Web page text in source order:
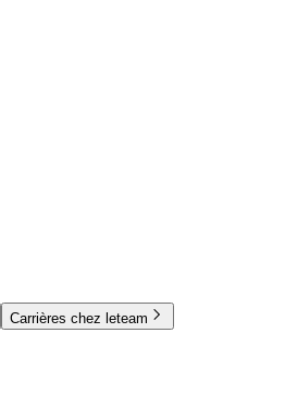
Carrières chez leteam